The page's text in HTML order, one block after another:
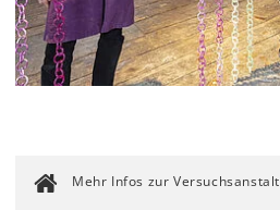
Mehr Infos zur Versuchsanstalt